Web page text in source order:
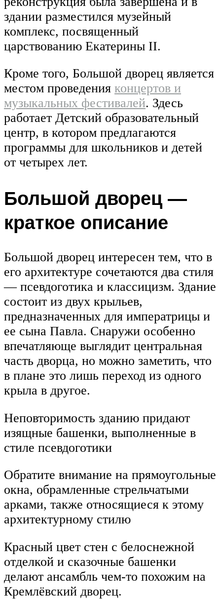
здании разместился музейный
комплекс, посвященный
царствованию Екатерины II.
Кроме того, Большой дворец является
местом проведения концертов и
музыкальных фестивалей. Здесь
работает Детский образовательный
центр, в котором предлагаются
программы для школьников и детей
от четырех лет.
Большой дворец —
краткое описание
Большой дворец интересен тем, что в
его архитектуре сочетаются два стиля
— псевдоготика и классицизм. Здание
состоит из двух крыльев,
предназначенных для императрицы и
ее сына Павла. Снаружи особенно
впечатляюще выглядит центральная
часть дворца, но можно заметить, что
в плане это лишь переход из одного
крыла в другое.
Неповторимость зданию придают
изящные башенки, выполненные в
стиле псевдоготики
Обратите внимание на прямоугольные
окна, обрамленные стрельчатыми
арками, также относящиеся к этому
архитектурному стилю
Красный цвет стен с белоснежной
отделкой и сказочные башенки
делают ансамбль чем-то похожим на
Кремлёвский дворец.